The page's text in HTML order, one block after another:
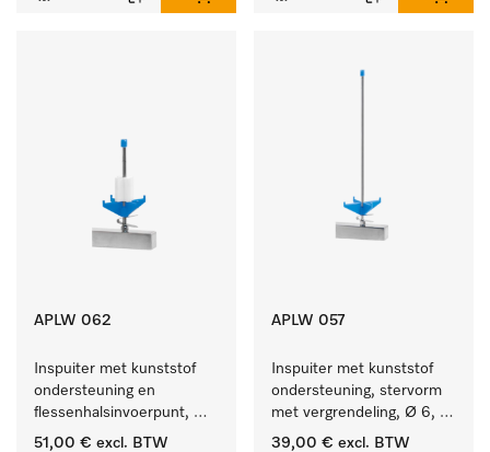
APLW 062
Inspuiter met kunststof
ondersteuning en
flessenhalsinvoerpunt,
ster, Ø 6, lengte 135 mm.
51,00 € excl. BTW
APLW 057
Inspuiter met kunststof
ondersteuning, stervorm
met vergrendeling, Ø 6,
lengte 275 mm.
39,00 € excl. BTW